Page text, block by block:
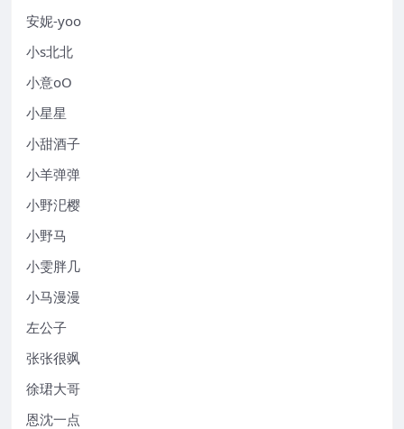
安妮-yoo
小s北北
小意oO
小星星
小甜酒子
小羊弹弹
小野汜樱
小野马
小雯胖几
小马漫漫
左公子
张张很飒
徐珺大哥
恩沈一点